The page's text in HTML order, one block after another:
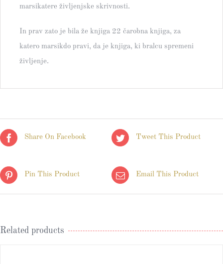
marsikatere življenjske skrivnosti.
In prav zato je bila že knjiga 22 čarobna knjiga, za
katero marsikdo pravi, da je knjiga, ki bralcu spremeni
življenje.
Share On Facebook Tweet This Product
Pin This Product Email This Product
Related products